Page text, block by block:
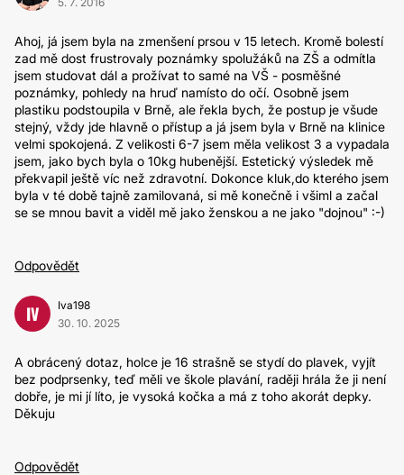
Ahoj, já jsem byla na zmenšení prsou v 15 letech. Kromě bolestí
zad mě dost frustrovaly poznámky spolužáků na ZŠ a odmítla
jsem studovat dál a prožívat to samé na VŠ - posměšné
poznámky, pohledy na hruď namísto do očí. Osobně jsem
plastiku podstoupila v Brně, ale řekla bych, že postup je všude
stejný, vždy jde hlavně o přístup a já jsem byla v Brně na klinice
velmi spokojená. Z velikosti 6-7 jsem měla velikost 3 a vypadala
jsem, jako bych byla o 10kg hubenější. Estetický výsledek mě
překvapil ještě víc než zdravotní. Dokonce kluk,do kterého jsem
byla v té době tajně zamilovaná, si mě konečně i všiml a začal
se se mnou bavit a viděl mě jako ženskou a ne jako "dojnou" :-)
Odpovědět
IV
Iva198
30. 10. 2025
A obrácený dotaz, holce je 16 strašně se stydí do plavek, vyjít
bez podprsenky, teď měli ve škole plavání, raději hrála že ji není
dobře, je mi jí líto, je vysoká kočka a má z toho akorát depky.
Děkuju
Odpovědět